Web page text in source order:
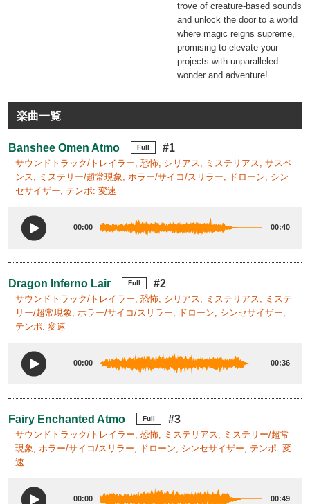
trove of creature-based sounds
and unlock the door to a world
where magic reigns supreme,
promising to elevate your
projects with unparalleled
wonder and adventure!
楽曲一覧
Banshee Omen Atmo Full #1
サウンドトラック/トレイラー, 恐怖, シリアス, ミステリアス, サスペ
ンス, ミステリー/超常現象, ホラー/サイコ/スリラー, ドローン, シン
セサイザー, テンポ: 変速
00:00 00:40
Dragon Inferno Lair Full #2
サウンドトラック/トレイラー, 恐怖, シリアス, ミステリアス, ミステ
リー/超常現象, ホラー/サイコ/スリラー, ドローン, シンセサイザー,
テンポ: 変速
00:00 00:36
Fairy Enchanted Atmo Full #3
サウンドトラック/トレイラー, 恐怖, ミステリアス, ミステリー/超常
現象, ホラー/サイコ/スリラー, ドローン, シンセサイザー, テンポ: 変
速
00:00 00:49